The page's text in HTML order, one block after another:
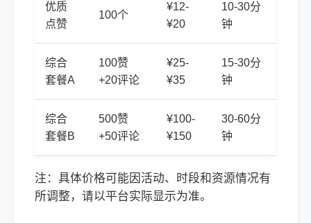
优质
点赞
100个
¥12-
¥20
10-30分
钟
综合
套餐A
100赞
+20评论
¥25-
¥35
15-30分
钟
综合
套餐B
500赞
+50评论
¥100-
¥150
30-60分
钟
注：具体价格可能因活动、时段和资源情况有
所调整，请以平台实际显示为准。